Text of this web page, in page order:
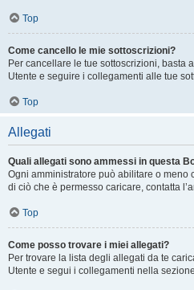
Top
Come cancello le mie sottoscrizioni?
Per cancellare le tue sottoscrizioni, basta
Utente e seguire i collegamenti alle tue
Top
Allegati
Quali allegati sono ammessi in questa
Ogni amministratore può abilitare o meno
di ciò che è permesso caricare, contatta
Top
Come posso trovare i miei allegati?
Per trovare la lista degli allegati da te
Utente e segui i collegamenti nella